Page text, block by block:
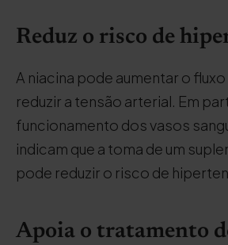
Reduz o risco de
A niacina pode aumentar o
reduzir a tensão arterial. Em
funcionamento dos vasos
indicam que a toma de um
pode reduzir o risco de
Apoia o tratamento